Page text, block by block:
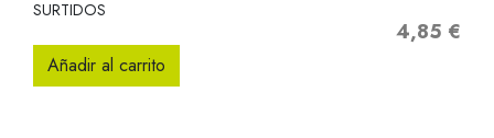
SURTIDOS
Precio
4,85 €
Añadir al carrito